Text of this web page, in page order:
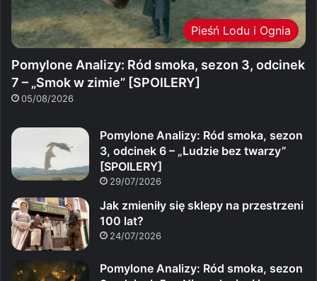
Pieśń Lodu i Ognia
Pomylone Analizy: Ród smoka, sezon 3, odcinek
7 – „Smok w zimie” [SPOILERY]
05/08/2026
Pomylone Analizy: Ród smoka, sezon
3, odcinek 6 – „Ludzie bez twarzy”
[SPOILERY]
29/07/2026
Jak zmieniły się sklepy na przestrzeni
100 lat?
24/07/2026
Pomylone Analizy: Ród smoka, sezon